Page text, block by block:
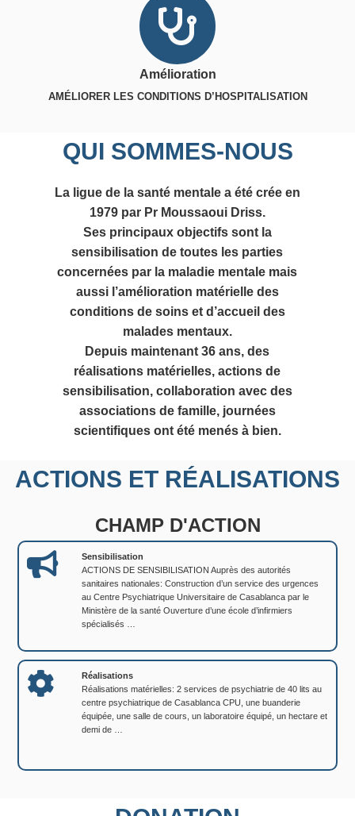
Amélioration
AMÉLIORER LES CONDITIONS D’HOSPITALISATION
QUI SOMMES-NOUS
La ligue de la santé mentale a été crée en
1979 par Pr Moussaoui Driss.
Ses principaux objectifs sont la
sensibilisation de toutes les parties
concernées par la maladie mentale mais
aussi l’amélioration matérielle des
conditions de soins et d’accueil des
malades mentaux.
Depuis maintenant 36 ans, des
réalisations matérielles, actions de
sensibilisation, collaboration avec des
associations de famille, journées
scientifiques ont été menés à bien.
ACTIONS ET RÉALISATIONS
CHAMP D'ACTION
Sensibilisation
ACTIONS DE SENSIBILISATION Auprès des autorités
sanitaires nationales: Construction d’un service des urgences
au Centre Psychiatrique Universitaire de Casablanca par le
Ministère de la santé Ouverture d’une école d’infirmiers
spécialisés …
Réalisations
Réalisations matérielles: 2 services de psychiatrie de 40 lits au
centre psychiatrique de Casablanca CPU, une buanderie
équipée, une salle de cours, un laboratoire équipé, un hectare et
demi de …